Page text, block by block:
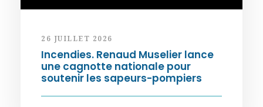
26 JUILLET 2026
Incendies. Renaud Muselier lance
une cagnotte nationale pour
soutenir les sapeurs-pompiers